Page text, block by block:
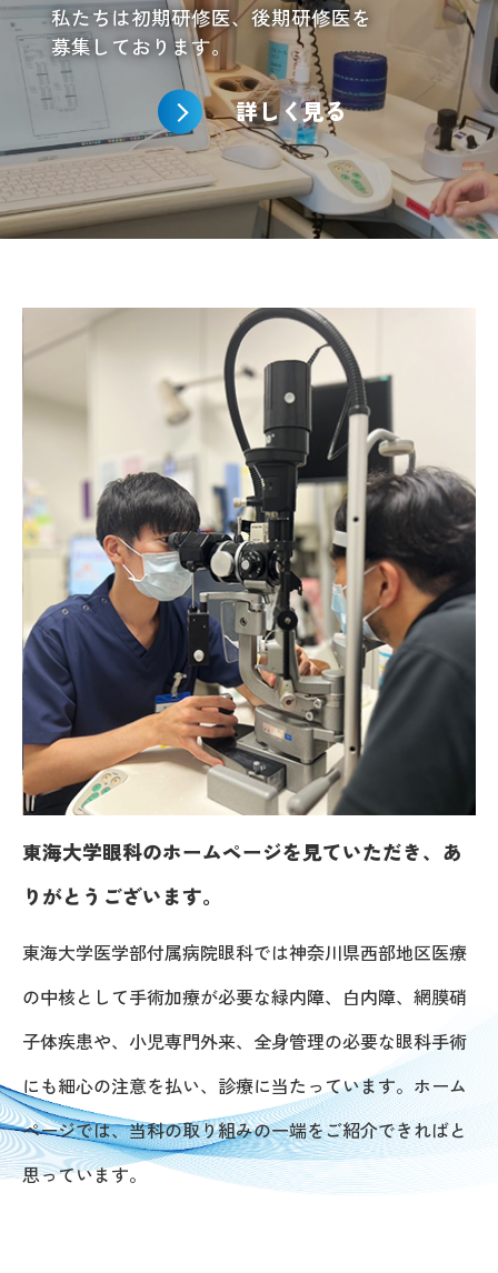
私たちは初期研修医、後期研修医を
募集しております。
詳しく見る
東海大学眼科のホームページを見ていただき、あ
りがとうございます。
東海大学医学部付属病院眼科では神奈川県西部地区医療
の中核として手術加療が必要な緑内障、白内障、網膜硝
子体疾患や、小児専門外来、全身管理の必要な眼科手術
にも細心の注意を払い、診療に当たっています。ホーム
ページでは、当科の取り組みの一端をご紹介できればと
思っています。